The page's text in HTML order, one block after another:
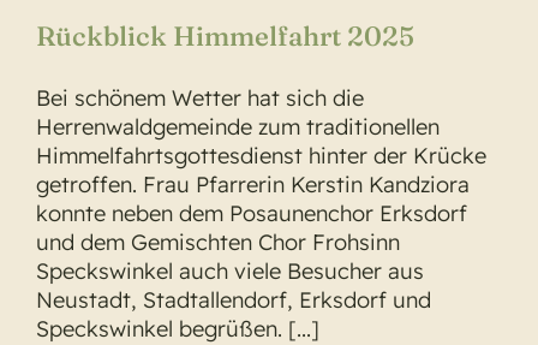
Rückblick Himmelfahrt 2025
Bei schönem Wetter hat sich die
Herrenwaldgemeinde zum traditionellen
Himmelfahrtsgottesdienst hinter der Krücke
getroffen. Frau Pfarrerin Kerstin Kandziora
konnte neben dem Posaunenchor Erksdorf
und dem Gemischten Chor Frohsinn
Speckswinkel auch viele Besucher aus
Neustadt, Stadtallendorf, Erksdorf und
Speckswinkel begrüßen. [...]